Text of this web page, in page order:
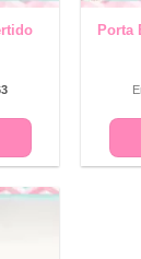
Porta